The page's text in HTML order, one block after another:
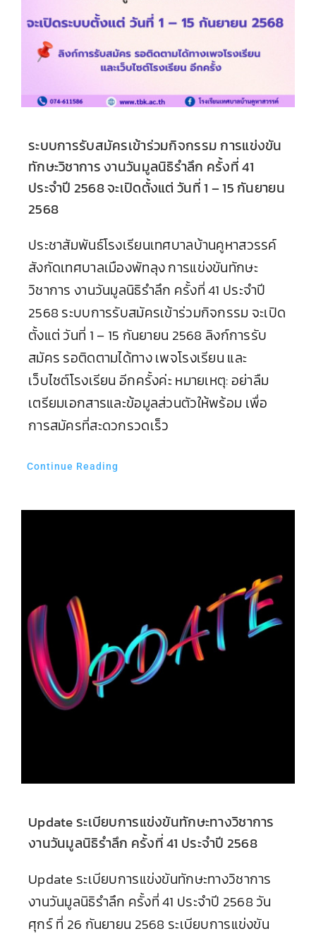
ระบบการรับสมัครเข้าร่วมกิจกรรม การแข่งขัน
ทักษะวิชาการ งานวันมูลนิธิรำลึก ครั้งที่ 41
ประจำปี 2568 จะเปิดตั้งแต่ วันที่ 1 – 15 กันยายน
2568
ประชาสัมพันธ์โรงเรียนเทศบาลบ้านคูหาสวรรค์
สังกัดเทศบาลเมืองพัทลุง การแข่งขันทักษะ
วิชาการ งานวันมูลนิธิรำลึก ครั้งที่ 41 ประจำปี
2568 ระบบการรับสมัครเข้าร่วมกิจกรรม จะเปิด
ตั้งแต่ วันที่ 1 – 15 กันยายน 2568 ลิงก์การรับ
สมัคร รอติดตามได้ทาง เพจโรงเรียน และ
เว็บไซต์โรงเรียน อีกครั้งค่ะ หมายเหตุ: อย่าลืม
เตรียมเอกสารและข้อมูลส่วนตัวให้พร้อม เพื่อ
การสมัครที่สะดวกรวดเร็ว
Continue Reading
Update ระเบียบการแข่งขันทักษะทางวิชาการ
งานวันมูลนิธิรำลึก ครั้งที่ 41 ประจำปี 2568
Update ระเบียบการแข่งขันทักษะทางวิชาการ
งานวันมูลนิธิรำลึก ครั้งที่ 41 ประจำปี 2568 วัน
ศุกร์ ที่ 26 กันยายน 2568 ระเบียบการแข่งขัน